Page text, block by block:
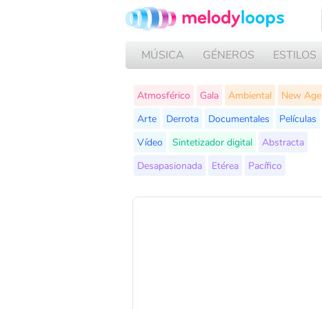
MÚSICA GÉNEROS ESTILOS
Atmosférico Gala Ambiental
New Age
Arte
Derrota Documentales
Películas
Vídeo
Sintetizador digital
Abstracta
Desapasionada
Etérea Pacífico